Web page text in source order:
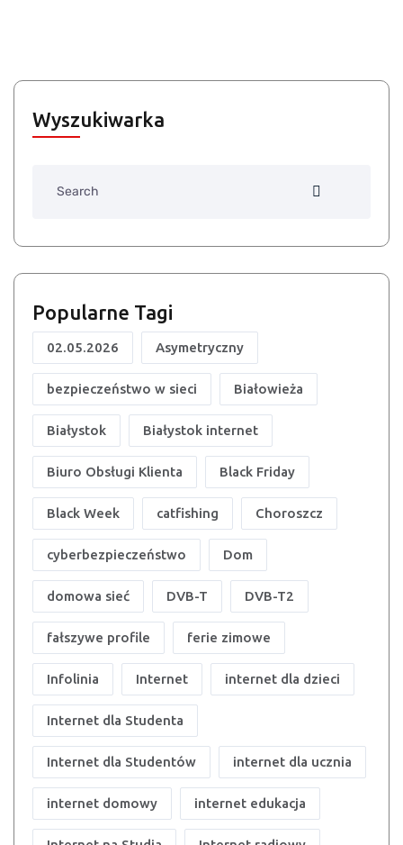
Wyszukiwarka
Popularne Tagi
02.05.2026 Asymetryczny
bezpieczeństwo w sieci Białowieża
Białystok Białystok internet
Biuro Obsługi Klienta Black Friday
Black Week catfishing Choroszcz
cyberbezpieczeństwo Dom
domowa sieć DVB-T DVB-T2
fałszywe profile ferie zimowe
Infolinia Internet internet dla dzieci
Internet dla Studenta
Internet dla Studentów internet dla ucznia
internet domowy internet edukacja